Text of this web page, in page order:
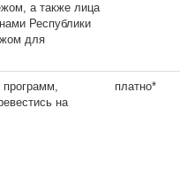
а также лица
Республики
для
на
платно*